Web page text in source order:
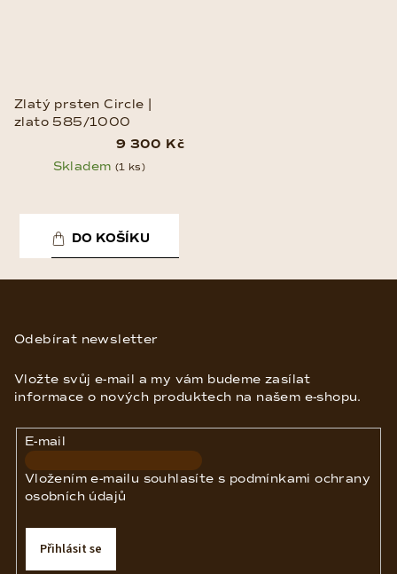
Zlatý prsten Circle |
zlato 585/1000
9 300 Kč
Skladem (1 ks)
DO KOŠÍKU
Odebírat newsletter
Vložte svůj e-mail a my vám budeme zasílat
informace o nových produktech na našem e-shopu.
E-mail
Vložením e-mailu souhlasíte s podmínkami ochrany
osobních údajů
Přihlásit se